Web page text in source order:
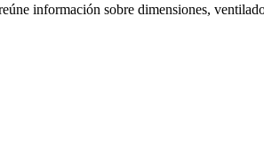
información sobre dimensiones,